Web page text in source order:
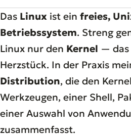
07Welten
Das Linux ist ein freies,
Betriebssystem. Streng
Linux nur den Kernel — das
Herzstück. In der Praxis
Distribution, die den
Werkzeugen, einer Shell,
einer Auswahl von
zusammenfasst.